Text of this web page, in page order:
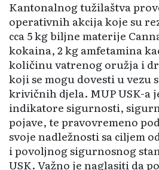
Kantonalnog tužilaštva
operativnih akcija koje su
cca 5 kg biljne materije
kokaina, 2 kg amfetamina
količinu vatrenog oružja i
koji se mogu dovesti u vezu
krivičnih djela. MUP USK-a
indikatore sigurnosti,
pojave, te pra­vovre­meno
svoje nadležnosti sa ciljem
i povoljnog sigurnosnog
USK. Važno je naglasiti da